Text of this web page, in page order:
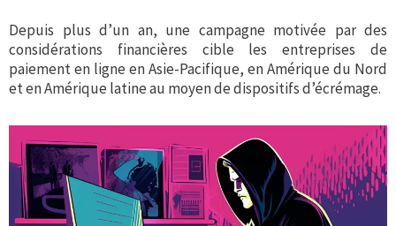
Depuis plus d’un an, une campagne motivée par des
considérations financières cible les entreprises de
paiement en ligne en Asie-Pacifique, en Amérique du Nord
et en Amérique latine au moyen de dispositifs d’écrémage.